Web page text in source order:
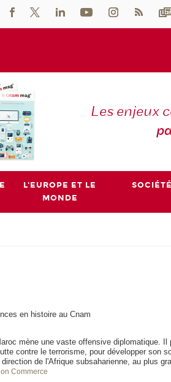
Les enjeux
L'EUROPE ET LE
MONDE
SOCIÉTÉ
en histoire au Cnam
mène une vaste offensive diplomatique.
contre le terrorisme, pour développer son
de l'Afrique subsaharienne, au plus
Commerce